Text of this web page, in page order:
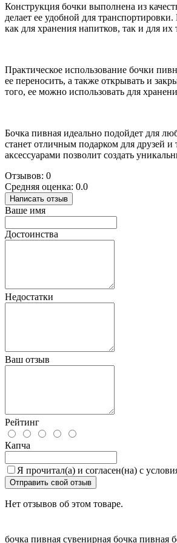
Конструкция бочки выполнена из
делает ее удобной для
как для хранения напитков, так и для их
Практическое использование бочки
ее переносить, а также открывать и
того, ее можно использовать для
Бочка пивная идеально подойдет для
станет отличным подарком для друзей
аксессуарами позволит создать
Отзывов: 0
Средняя оценка: 0.0
Написать отзыв
Ваше имя
Достоинства
Недостатки
Ваш отзыв
Рейтинг
Капча
Я прочитал(а) и согласен(на) с
Отправить свой отзыв
Нет отзывов об этом товаре.
бочка пивная сувенирная бочка пивная